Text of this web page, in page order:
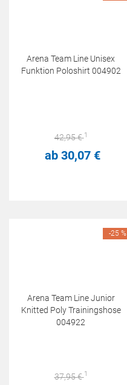
Arena Team Line Unisex
Funktion Poloshirt 004902
42,95€ 1
ab 30,07 €
Arena Team Line Junior
Knitted Poly Trainingshose
004922
37,95€ 1
-25 %